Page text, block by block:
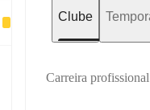
Clube
Carreira profissional